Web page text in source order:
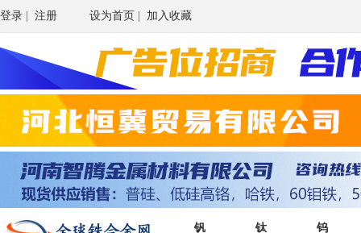
登录 注册 设为首页 加入收藏
钒 钛 钨